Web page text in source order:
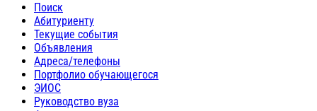
Поиск
Абитуриенту
Текущие события
Объявления
Адреса/телефоны
Портфолио обучающегося
ЭИОС
Руководство вуза